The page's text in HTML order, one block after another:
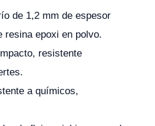
de 1,2 mm de espesor
resina epoxi en polvo.
resistente
a químicos,